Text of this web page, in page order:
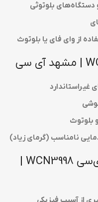
بلوتوثی
از وای فای یا بلوتوث
غیراستاندارد
بلوتوث
نامناسب (گرمای زیاد)